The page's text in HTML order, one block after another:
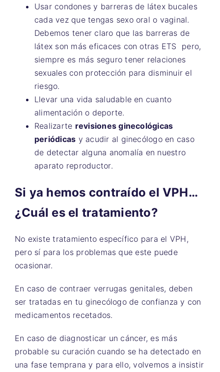
Usar condones y barreras de látex bucales
cada vez que tengas sexo oral o vaginal.
Debemos tener claro que las barreras de
látex son más eficaces con otras ETS pero,
siempre es más seguro tener relaciones
sexuales con protección para disminuir el
riesgo.
Llevar una vida saludable en cuanto
alimentación o deporte.
Realizarte revisiones ginecológicas
periódicas y acudir al ginecólogo en caso
de detectar alguna anomalía en nuestro
aparato reproductor.
Si ya hemos contraído el VPH…
¿Cuál es el tratamiento?
No existe tratamiento específico para el VPH,
pero sí para los problemas que este puede
ocasionar.
En caso de contraer verrugas genitales, deben
ser tratadas en tu ginecólogo de confianza y con
medicamentos recetados.
En caso de diagnosticar un cáncer, es más
probable su curación cuando se ha detectado en
una fase temprana y para ello, volvemos a insistir